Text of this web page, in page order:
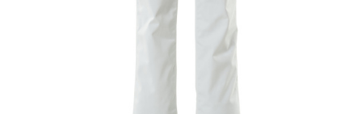
Technologie & Gadgets